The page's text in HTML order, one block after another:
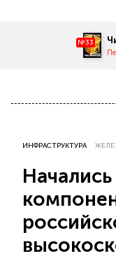
№33
ИНФРАСТРУКТУРА